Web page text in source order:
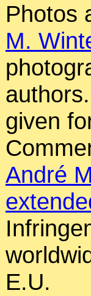
Photos
M.
given
André
E.U.